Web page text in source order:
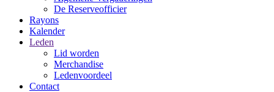
De Reserveofficier
Rayons
Kalender
Leden
Lid worden
Merchandise
Ledenvoordeel
Contact